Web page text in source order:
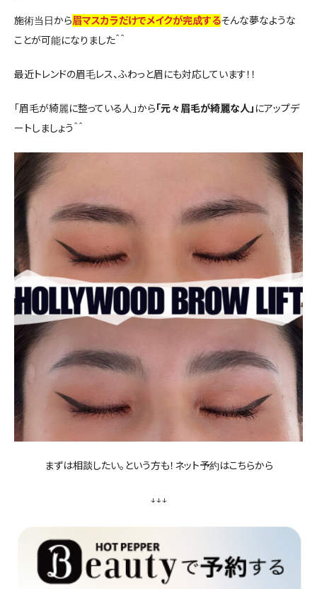
施術当日から眉マスカラだけでメイクが完成するそんな夢なような
ことが可能になりました＾＾
最近トレンドの眉毛レス、ふわっと眉にも対応しています！！
「眉毛が綺麗に整っている人」から「元々眉毛が綺麗な人」 にアップデ
ートしましょう＾＾
まずは相談したい。という方も！ネット予約はこちらから
↓↓↓